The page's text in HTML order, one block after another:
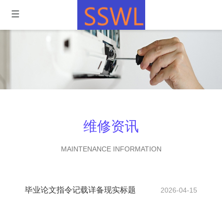
维修资讯
MAINTENANCE INFORMATION
毕业论文指令记载详备现实标题 2026-04-15